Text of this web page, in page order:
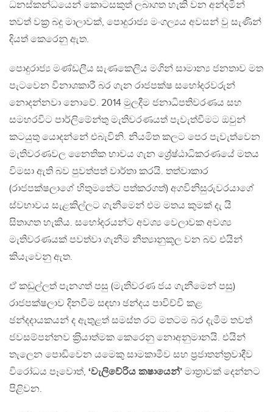
ධනස්කන්ධයෙන් කොටසකුත් ලබාගත හැකි වන අන්දමින්
තවත් වක‍්‍ර බදු මාලාවක්, පොදුරාජ්‍ය මංගල්‍යය අවසන් වු සැණින්
දියත් කෙරෙනු ඇත.
පොදුරාජ්‍ය මණ්ඩලීය සැණකෙලිය මගින් සාමාන්‍ය ජනතාව මත
පැටවෙන විනාශකාරී බර ගැන රාජපක්ෂ සහෝදරවරුන්
නොදන්නවා නොවේ. 2014 මුලදීම ජනාධිපතිවරණය සහ
සමහරවිට පාර්ලිමේන්තු මැතිවරණයත් පැවැත්වීමට ඔවුන්
කටයුතු යොදන්නේ එබැවිනි. නියමිත කලට පෙර පැවැත්වෙන
මැතිවරණවල නෛතික භාවය ගැන ශ්‍රේෂ්ඨාධිකරණයේ මතය
විමසා ඇති බව පුවත්පත් වාර්තා කරයි. තත්වාකාර
(රාජපක්ෂලාගේ හිතුමතේට පත්කරගත්) අගවිනිසුරුවරයාගේ
ස්වභාවය සැළකිල්ලට ගැනීමෙන් එම මතය කුමක් දැ යි
සිතාගත හැකිය. සහෝදරයන්ට අවශ්‍ය වෙලාවක අවශ්‍ය
මැතිවරණයක් පවත්වා ගැනීම නීත්‍යානුකූල වන බව එයින්
කියැවෙනු ඇත.
ඒ කඩුල්ලත් පැනගත් පසු (මැතිවරණ ජය ගැනීමෙන් පසු)
රාජපක්ෂලාව දිනවීම සඳහා ඡන්දය පාවිච්චි කළ
ඡන්දදායකයන් ද ඇතුළත් සමස්ත රට මතටම බර දැමීම තවත්
ජවසම්පන්නව ක‍්‍රියාත්මක කෙරෙනු නොඅනුමානයි. එයින්
තැලෙන පොඩිවෙන යමෙකු සාමකාමීව සහ ප‍්‍රජාතන්ත‍්‍රවාදීව
විරෝධය පෑවොත්, ‘වැලිවේරිය කෂායෙන්’ මාත‍්‍රාවක් දෙන්නට
පිළිවන.